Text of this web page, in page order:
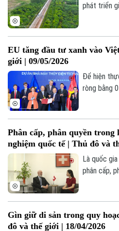
Liên hệ đường dây nóng (bấm để gọi)
Tòa soạn
0865.116.699 (hotline)
phát triển
nghiệp về
EU tăng đầu tư xanh vào
giới | 09/05/2026
Để hiện
ròng bằng
cao hiệu
Âu (EU) đã
thông vận
sạch để
Phân cấp, phân quyền trong
nghiệm quốc tế | Thủ đô và
Là quốc
phân cấp,
gần gũi với
Gìn giữ di sản trong quy
đô và thế giới | 18/04/2026